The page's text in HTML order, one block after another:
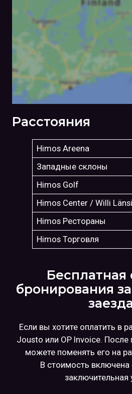
Расстояния
Himos Areena
Западные склоны
Himos Golf
Himos Center / Willi Länsi
Himos Рестораны
Himos Торговля
Бесплатная
бронирования
Если вы хотите оплатить в
Jousto или OP Invoice. После
можете поменять его на
В стоимость включена
заключительная